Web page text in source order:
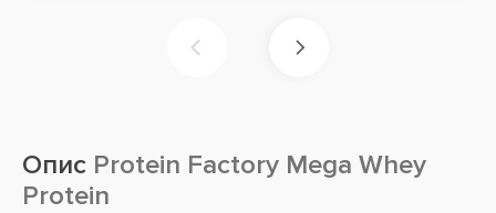
Опис Protein Factory Mega Whey
Protein